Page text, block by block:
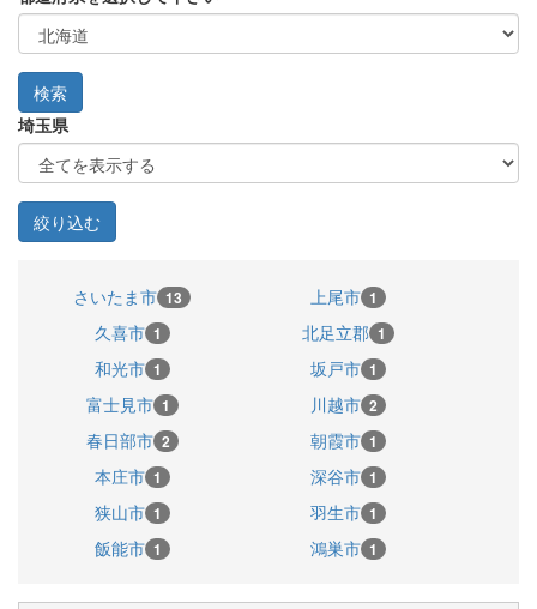
埼玉県
さいたま市 13 上尾市 1
久喜市 1 北足立郡 1
和光市 1 坂戸市 1
富士見市 1 川越市 2
春日部市 2 朝霞市 1
本庄市 1 深谷市 1
狭山市 1 羽生市 1
飯能市 1 鴻巣市 1